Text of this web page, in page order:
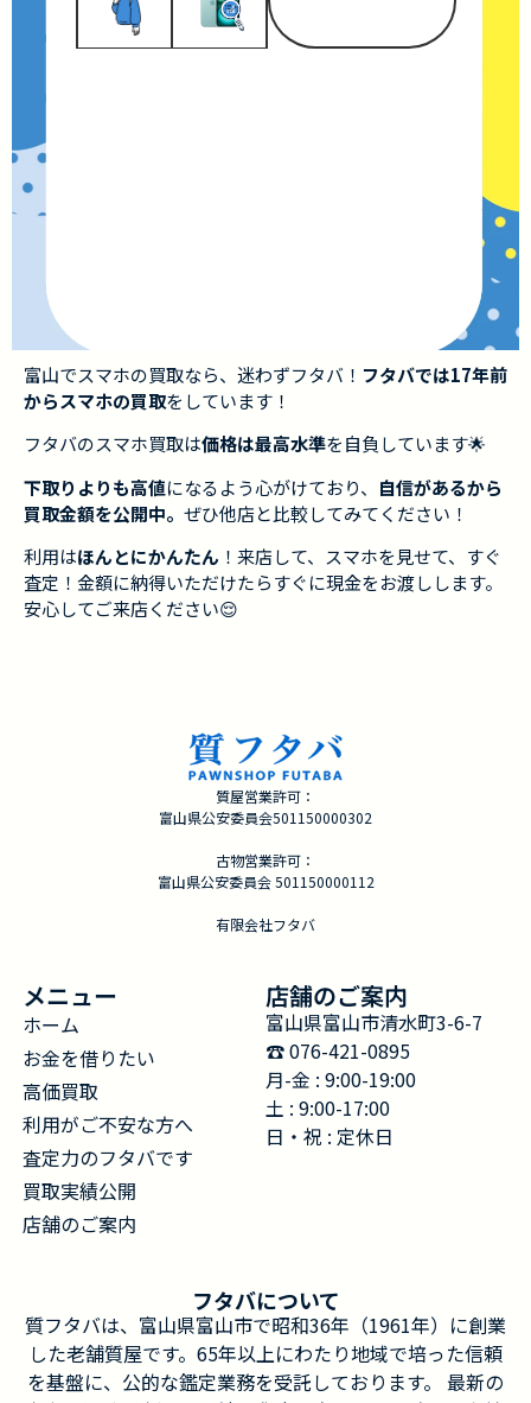
富山でスマホの買取なら、迷わずフタバ！ フタバでは17年前
からスマホの買取をしています！
フタバのスマホ買取は価格は最高水準を自負しています🌟
下取りよりも高値になるよう心がけており、 自信があるから
買取金額を公開中。 ぜひ他店と比較してみてください！
利用はほんとにかんたん ！来店して、スマホを見せて、すぐ
査定！金額に納得いただけたらすぐに現金をお渡しします。
安心してご来店ください😌
質屋営業許可：
富山県公安委員会501150000302
古物営業許可：
富山県公安委員会 501150000112
有限会社フタバ
メニュー
ホーム
お金を借りたい
高価買取
利用がご不安な方へ
査定力のフタバです
買取実績公開
店舗のご案内
店舗のご案内
富山県富山市清水町3-6-7
☎︎ 076-421-0895
月-金 : 9:00-19:00
土 : 9:00-17:00
日・祝 : 定休日
フタバについて
質フタバは、富山県富山市で昭和36年（1961年）に創業
した老舗質屋です。65年以上にわたり地域で培った信頼
を基盤に、公的な鑑定業務を受託しております。 最新の